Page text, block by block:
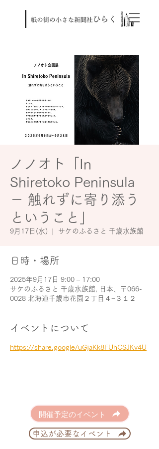
ノノオト「In
Shiretoko Peninsula
－ 触れずに寄り添う
ということ」
9月17日(水) サケのふるさと 千歳水族館
日時・場所
2025年9月17日 9:00 – 17:00
サケのふるさと 千歳水族館, 日本、〒066-
0028 北海道千歳市花園２丁目４−３１２
イベントについて
https://share.google/uGjaKk8FUhCSJKv4U
開催予定のイベント
申込が必要なイベント